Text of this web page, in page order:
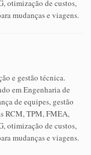
otimização de custos,
mudanças e viagens.
e gestão técnica.
em Engenharia de
de equipes, gestão
RCM, TPM, FMEA,
otimização de custos,
mudanças e viagens.